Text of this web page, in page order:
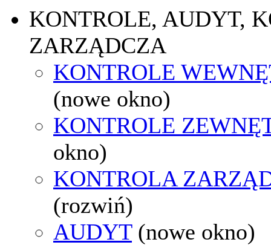
KONTROLE, AUDYT,
ZARZĄDCZA
KONTROLE
(nowe okno)
KONTROLE
okno)
KONTROLA
(rozwiń)
AUDYT (nowe okno)